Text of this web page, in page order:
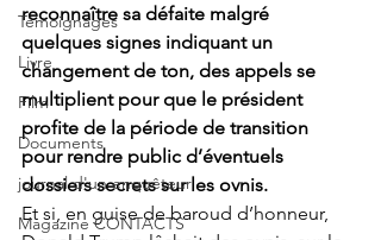
Témoignages
Livre
Film
Documents
journal d'un enquêteur
Magazine CONTACTS
reconnaître sa défaite malgré
quelques signes indiquant un
changement de ton, des appels se
multiplient pour que le président
profite de la période de transition
pour rendre public d’éventuels
dossiers secrets sur les ovnis.
Et si, en guise de baroud d’honneur,